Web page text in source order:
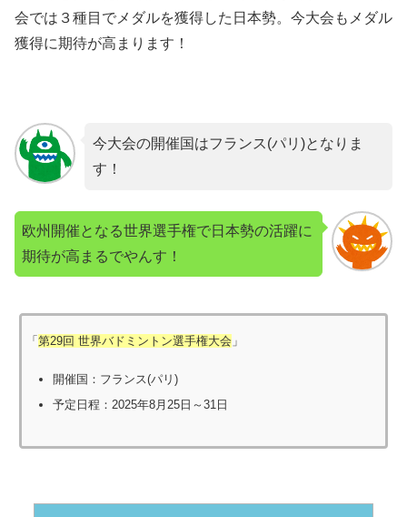
会では３種目でメダルを獲得した日本勢。今大会もメダル
獲得に期待が高まります！
今大会の開催国はフランス(パリ)となりま
す！
欧州開催となる世界選手権で日本勢の活躍に
期待が高まるでやんす！
「第29回 世界バドミントン選手権大会 」
開催国：フランス(パリ)
予定日程：2025年8月25日～31日